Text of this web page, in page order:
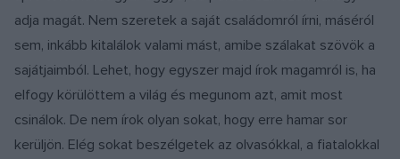
adja magát. Nem szeretek a saját családomról írni, máséról
sem, inkább kitalálok valami mást, amibe szálakat szövök a
sajátjaimból. Lehet, hogy egyszer majd írok magamról is, ha
elfogy körülöttem a világ és megunom azt, amit most
csinálok. De nem írok olyan sokat, hogy erre hamar sor
kerüljön. Elég sokat beszélgetek az olvasókkal, a fiatalokkal